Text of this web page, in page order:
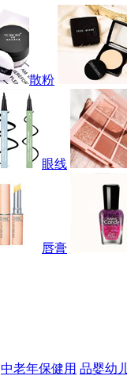
散粉
眼线
唇膏
中老年保健用 品婴幼